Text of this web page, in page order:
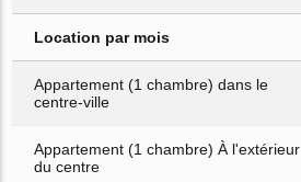
Location par mois
Appartement (1 chambre) dans le
centre-ville
Appartement (1 chambre) À l'extérieur
du centre